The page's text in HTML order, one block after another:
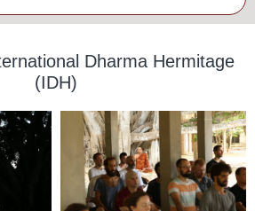
Dharma Hermitage
(IDH)